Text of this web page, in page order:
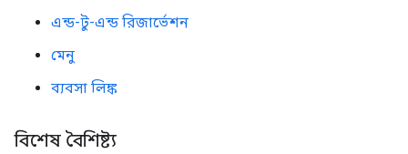
এন্ড-টু-এন্ড রিজার্ভেশন
মেনু
ব্যবসা লিঙ্ক
বিশেষ বৈশিষ্ট্য